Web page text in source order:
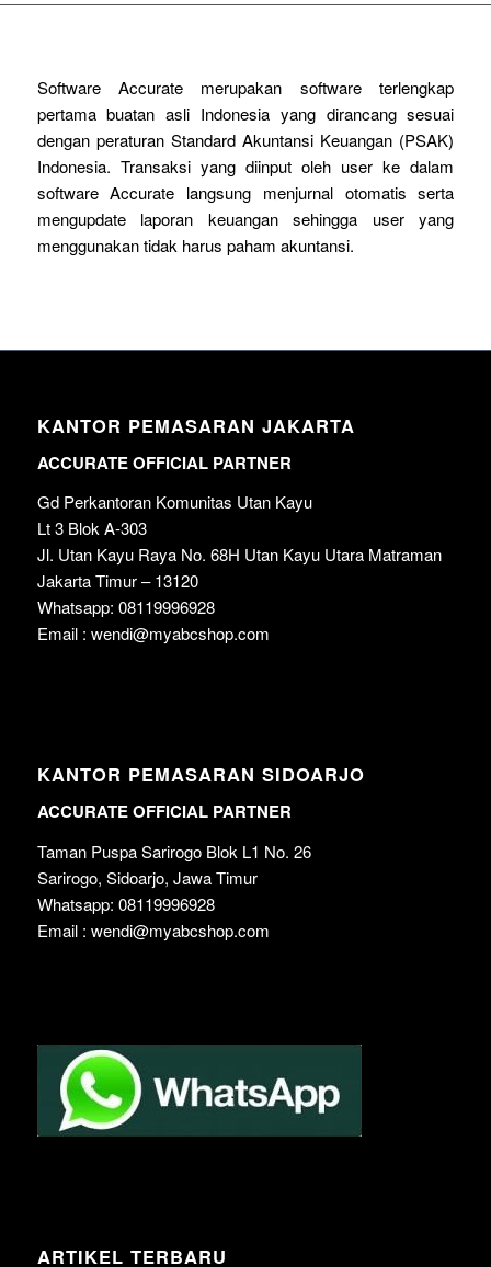
Software Accurate merupakan software terlengkap
pertama buatan asli Indonesia yang dirancang sesuai
dengan peraturan Standard Akuntansi Keuangan (PSAK)
Indonesia. Transaksi yang diinput oleh user ke dalam
software Accurate langsung menjurnal otomatis serta
mengupdate laporan keuangan sehingga user yang
menggunakan tidak harus paham akuntansi.
KANTOR PEMASARAN JAKARTA
ACCURATE OFFICIAL PARTNER
Gd Perkantoran Komunitas Utan Kayu
Lt 3 Blok A-303
Jl. Utan Kayu Raya No. 68H Utan Kayu Utara Matraman
Jakarta Timur – 13120
Whatsapp: 08119996928
Email : wendi@myabcshop.com
KANTOR PEMASARAN SIDOARJO
ACCURATE OFFICIAL PARTNER
Taman Puspa Sarirogo Blok L1 No. 26
Sarirogo, Sidoarjo, Jawa Timur
Whatsapp: 08119996928
Email : wendi@myabcshop.com
ARTIKEL TERBARU